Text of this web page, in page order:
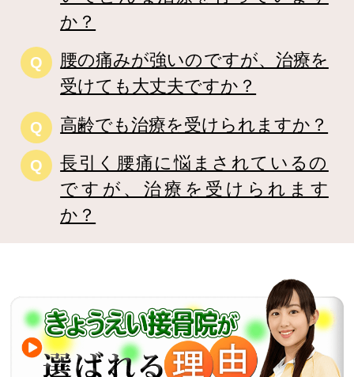
か？
Q
腰の痛みが強いのですが、治療を
受けても大丈夫ですか？
Q 高齢でも治療を受けられますか？
Q
長引く腰痛に悩まされているの
ですが、治療を受けられます
か？